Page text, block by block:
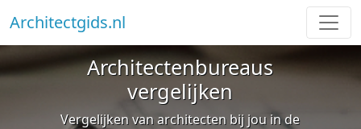
Architectgids.nl
Architectenbureaus
vergelijken
Vergelijken van architecten bij jou in de